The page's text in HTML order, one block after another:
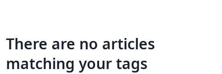
There are no articles
matching your tags